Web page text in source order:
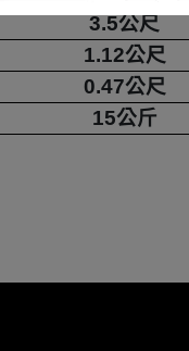
3.5公尺
1.12公尺
0.47公尺
15公斤